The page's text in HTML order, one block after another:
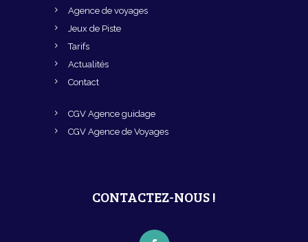
Agence de voyages
Jeux de Piste
Tarifs
Actualités
Contact
CGV Agence guidage
CGV Agence de Voyages
CONTACTEZ-NOUS !